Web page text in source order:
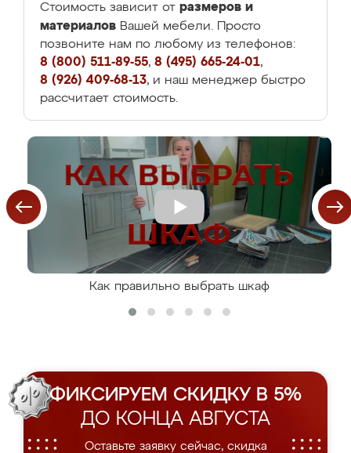
Стоимость зависит от размеров и
материалов Вашей мебели. Просто
позвоните нам по любому из телефонов:
8 (800) 511-89-55, 8 (495) 665-24-01,
8 (926) 409-68-13, и наш менеджер быстро
рассчитает стоимость.
Как правильно выбрать шкаф
ФИКСИРУЕМ СКИДКУ В 5%
ДО КОНЦА АВГУСТА
Оставьте заявку сейчас, скидка